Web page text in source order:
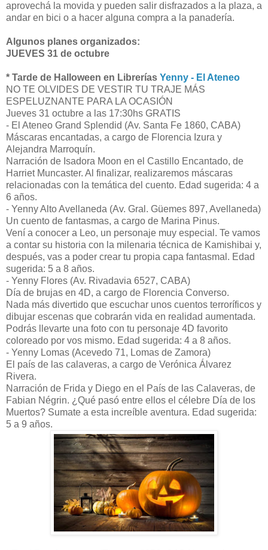
aprovechá la movida y pueden salir disfrazados a la plaza, a
andar en bici o a hacer alguna compra a la panadería.
Algunos planes organizados:
JUEVES 31 de octubre
* Tarde de Halloween en Librerías Yenny - El Ateneo
NO TE OLVIDES DE VESTIR TU TRAJE MÁS
ESPELUZNANTE PARA LA OCASIÓN
Jueves 31 octubre a las 17:30hs GRATIS
- El Ateneo Grand Splendid (Av. Santa Fe 1860, CABA)
Máscaras encantadas, a cargo de Florencia Izura y
Alejandra Marroquín.
Narración de Isadora Moon en el Castillo Encantado, de
Harriet Muncaster. Al finalizar, realizaremos máscaras
relacionadas con la temática del cuento. Edad sugerida: 4 a
6 años.
- Yenny Alto Avellaneda (Av. Gral. Güemes 897, Avellaneda)
Un cuento de fantasmas, a cargo de Marina Pinus.
Vení a conocer a Leo, un personaje muy especial. Te vamos
a contar su historia con la milenaria técnica de Kamishibai y,
después, vas a poder crear tu propia capa fantasmal. Edad
sugerida: 5 a 8 años.
- Yenny Flores (Av. Rivadavia 6527, CABA)
Día de brujas en 4D, a cargo de Florencia Converso.
Nada más divertido que escuchar unos cuentos terroríficos y
dibujar escenas que cobrarán vida en realidad aumentada.
Podrás llevarte una foto con tu personaje 4D favorito
coloreado por vos mismo. Edad sugerida: 4 a 8 años.
- Yenny Lomas (Acevedo 71, Lomas de Zamora)
El país de las calaveras, a cargo de Verónica Álvarez
Rivera.
Narración de Frida y Diego en el País de las Calaveras, de
Fabian Négrin. ¿Qué pasó entre ellos el célebre Día de los
Muertos? Sumate a esta increíble aventura. Edad sugerida:
5 a 9 años.